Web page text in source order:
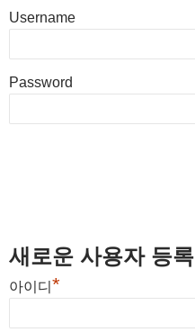
Username
Password
새로운 사용자 등록
아이디 *